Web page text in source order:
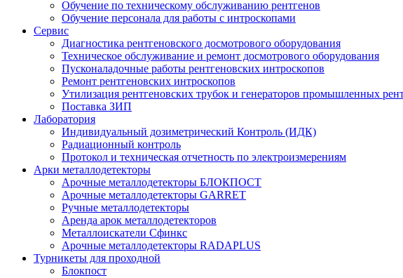
Обучение по техническому обслуживанию рентгенов
Обучение персонала для работы с интроскопами
Сервис
Диагностика рентгеновского досмотрового оборудования
Техническое обслуживание и ремонт досмотрового оборудования
Пусконаладочные работы рентгеновских интроскопов
Ремонт рентгеновских интроскопов
Утилизация рентгеновских трубок и генераторов промышленных
Поставка ЗИП
Лаборатория
Индивидуальный дозиметрический Контроль (ИДК)
Радиационный контроль
Протокол и техническая отчетность по электроизмерениям
Арки металлодетекторы
Арочные металлодетекторы БЛОКПОСТ
Арочные металлодетекторы GARRET
Ручные металлодетекторы
Аренда арок металлодетекторов
Металлоискатели Сфинкс
Арочные металлодетекторы RADAPLUS
Турникеты для проходной
Блокпост